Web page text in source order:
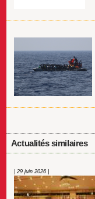
Actualités similaires
| 29 juin 2026 |